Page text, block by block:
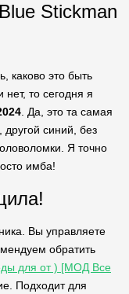
Stickman
каково это быть
то сегодня я
. Да, это та самая
другой синий, без
Я точно
имба!
Вы управляете
обратить
для от ) [МОД Все
Подходит для